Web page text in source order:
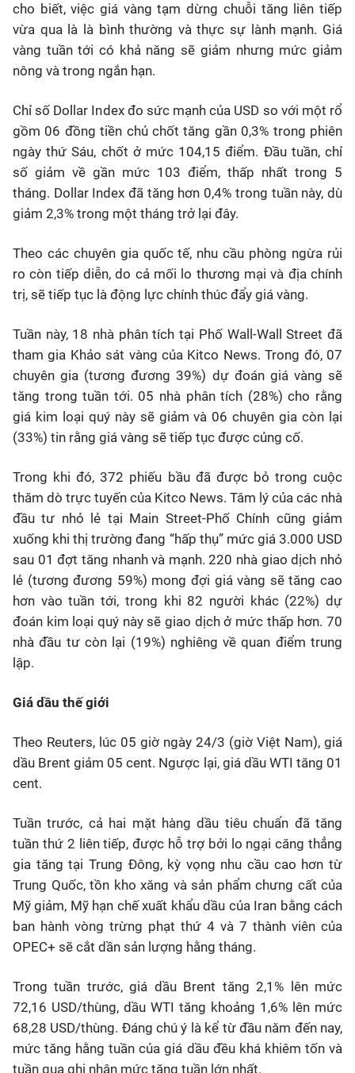
cho biết, việc giá vàng tạm dừng chuỗi tăng liên tiếp
vừa qua là là bình thường và thực sự lành mạnh. Giá
vàng tuần tới có khả năng sẽ giảm nhưng mức giảm
nông và trong ngắn hạn.
Chỉ số Dollar Index đo sức mạnh của USD so với một rổ
gồm 06 đồng tiền chủ chốt tăng gần 0,3% trong phiên
ngày thứ Sáu, chốt ở mức 104,15 điểm. Đầu tuần, chỉ
số giảm về gần mức 103 điểm, thấp nhất trong 5
tháng. Dollar Index đã tăng hơn 0,4% trong tuần này, dù
giảm 2,3% trong một tháng trở lại đây.
Theo các chuyên gia quốc tế, nhu cầu phòng ngừa rủi
ro còn tiếp diễn, do cả mối lo thương mại và địa chính
trị, sẽ tiếp tục là động lực chính thúc đẩy giá vàng.
Tuần này, 18 nhà phân tích tại Phố Wall-Wall Street đã
tham gia Khảo sát vàng của Kitco News. Trong đó, 07
chuyên gia (tương đương 39%) dự đoán giá vàng sẽ
tăng trong tuần tới. 05 nhà phân tích (28%) cho rằng
giá kim loại quý này sẽ giảm và 06 chuyên gia còn lại
(33%) tin rằng giá vàng sẽ tiếp tục được củng cố.
Trong khi đó, 372 phiếu bầu đã được bỏ trong cuộc
thăm dò trực tuyến của Kitco News. Tâm lý của các nhà
đầu tư nhỏ lẻ tại Main Street-Phố Chính cũng giảm
xuống khi thị trường đang “hấp thụ” mức giá 3.000 USD
sau 01 đợt tăng nhanh và mạnh. 220 nhà giao dịch nhỏ
lẻ (tương đương 59%) mong đợi giá vàng sẽ tăng cao
hơn vào tuần tới, trong khi 82 người khác (22%) dự
đoán kim loại quý này sẽ giao dịch ở mức thấp hơn. 70
nhà đầu tư còn lại (19%) nghiêng về quan điểm trung
lập.
Giá dầu thế giới
Theo Reuters, lúc 05 giờ ngày 24/3 (giờ Việt Nam), giá
dầu Brent giảm 05 cent. Ngược lại, giá dầu WTI tăng 01
cent.
Tuần trước, cả hai mặt hàng dầu tiêu chuẩn đã tăng
tuần thứ 2 liên tiếp, được hỗ trợ bởi lo ngại căng thẳng
gia tăng tại Trung Đông, kỳ vọng nhu cầu cao hơn từ
Trung Quốc, tồn kho xăng và sản phẩm chưng cất của
Mỹ giảm, Mỹ hạn chế xuất khẩu dầu của Iran bằng cách
ban hành vòng trừng phạt thứ 4 và 7 thành viên của
OPEC+ sẽ cắt dần sản lượng hằng tháng.
Trong tuần trước, giá dầu Brent tăng 2,1% lên mức
72,16 USD/thùng, dầu WTI tăng khoảng 1,6% lên mức
68,28 USD/thùng. Đáng chú ý là kể từ đầu năm đến nay,
mức tăng hằng tuần của giá dầu đều khá khiêm tốn và
tuần qua ghi nhận mức tăng tuần lớn nhất.